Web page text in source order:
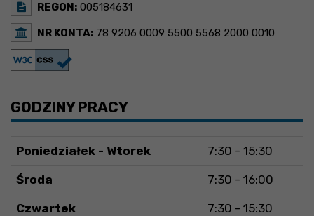
REGON: 005184631
NR KONTA: 78 9206 0009 5500 5568 2000 0010
GODZINY PRACY
Poniedziałek - Wtorek 7:30 - 15:30
Środa 7:30 - 16:00
Czwartek 7:30 - 15:30